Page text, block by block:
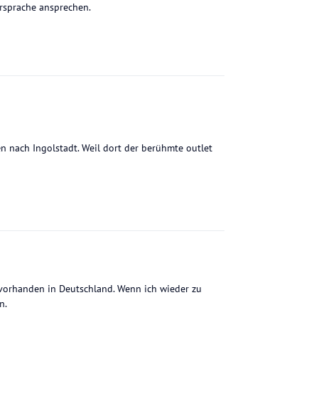
ansprechen.
nach Ingolstadt. Weil dort der berühmte outlet
in Deutschland. Wenn ich wieder zu